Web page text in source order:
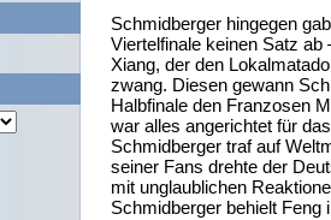
Schmidberger hingegen
Viertelfinale keinen Satz ab
Xiang, der den
zwang. Diesen gewann
Halbfinale den Franzosen
war alles angerichtet für
Schmidberger traf auf
seiner Fans drehte der
mit unglaublichen
Schmidberger behielt Feng